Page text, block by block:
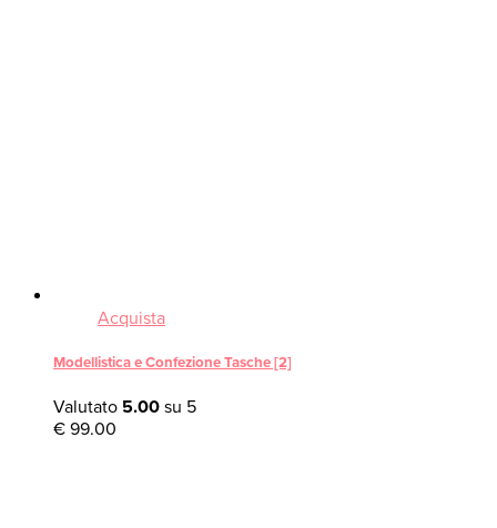
Acquista
Modellistica e Confezione Tasche [2]
Valutato 5.00 su 5
€ 99.00